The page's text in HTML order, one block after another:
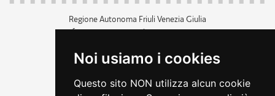
Noi usiamo i cookies
Questo sito NON utilizza alcun cookie
Regione Autonoma Friuli Venezia Giulia
c.f. 80014930327; p.iva 00526040324
+39 040 3771111